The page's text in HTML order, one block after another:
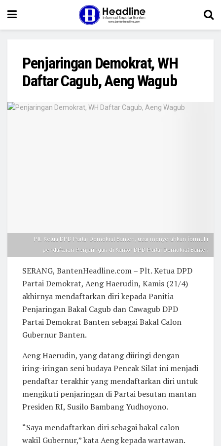
Penjaringan Demokrat, WH
Daftar Cagub, Aeng Wagub
Plt. Ketua DPD Partai Demokrat Banten, usai menyerahkan formulir
pendaftaran Penjaringan di Kantor DPD Partai Demokrat Banten
SERANG, BantenHeadline.com – Plt. Ketua DPD
Partai Demokrat, Aeng Haerudin, Kamis (21/4)
akhirnya mendaftarkan diri kepada Panitia
Penjaringan Bakal Cagub dan Cawagub DPD
Partai Demokrat Banten sebagai Bakal Calon
Gubernur Banten.
Aeng Haerudin, yang datang diiringi dengan
iring-iringan seni budaya Pencak Silat ini menjadi
pendaftar terakhir yang mendaftarkan diri untuk
mengikuti penjaringan di Partai besutan mantan
Presiden RI, Susilo Bambang Yudhoyono.
“Saya mendaftarkan diri sebagai bakal calon
wakil Gubernur,” kata Aeng kepada wartawan.